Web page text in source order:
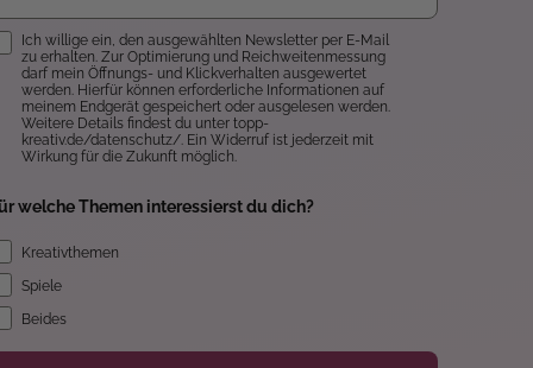
Ich willige ein, den ausgewählten Newsletter per E-Mail
zu erhalten. Zur Optimierung und Reichweitenmessung
darf mein Öffnungs- und Klickverhalten ausgewertet
werden. Hierfür können erforderliche Informationen auf
meinem Endgerät gespeichert oder ausgelesen werden.
Weitere Details findest du unter topp-
kreativ.de/datenschutz/. Ein Widerruf ist jederzeit mit
Wirkung für die Zukunft möglich.
welche Themen interessierst du dich?
Kreativthemen
Spiele
Beides